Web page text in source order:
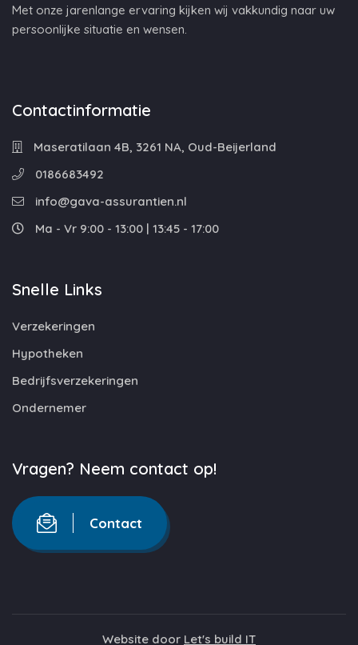
Met onze jarenlange ervaring kijken wij vakkundig naar uw
persoonlijke situatie en wensen.
Contactinformatie
Maseratilaan 4B, 3261 NA, Oud-Beijerland
0186683492
info@gava-assurantien.nl
Ma - Vr 9:00 - 13:00 | 13:45 - 17:00
Snelle Links
Verzekeringen
Hypotheken
Bedrijfsverzekeringen
Ondernemer
Vragen? Neem contact op!
Contact
Website door Let's build IT